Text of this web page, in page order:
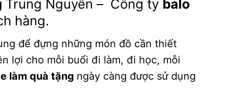
Trung Nguyên – Công ty balo
hàng.
để đựng những món đồ cần thiết
lợi cho mỗi buổi đi làm, đi học, mỗi
làm quà tặng ngày càng được sử dụng